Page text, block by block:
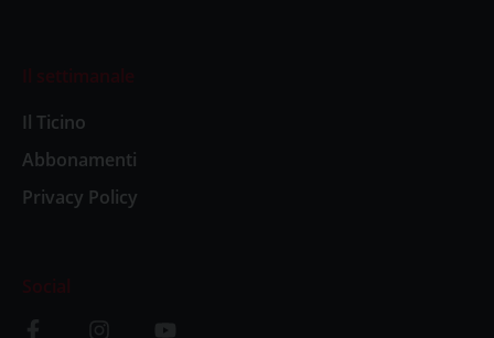
Il settimanale
Il Ticino
Abbonamenti
Privacy Policy
Social